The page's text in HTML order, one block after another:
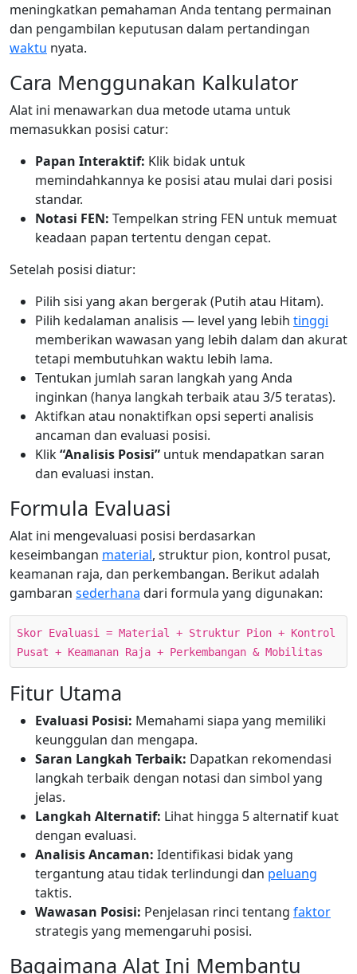
meningkatkan pemahaman Anda tentang permainan
dan pengambilan keputusan dalam pertandingan
waktu nyata.
Cara Menggunakan Kalkulator
Alat ini menawarkan dua metode utama untuk
memasukkan posisi catur:
Papan Interaktif: Klik bidak untuk
memindahkannya ke posisi atau mulai dari posisi
standar.
Notasi FEN: Tempelkan string FEN untuk memuat
keadaan papan tertentu dengan cepat.
Setelah posisi diatur:
Pilih sisi yang akan bergerak (Putih atau Hitam).
Pilih kedalaman analisis — level yang lebih tinggi
memberikan wawasan yang lebih dalam dan akurat
tetapi membutuhkan waktu lebih lama.
Tentukan jumlah saran langkah yang Anda
inginkan (hanya langkah terbaik atau 3/5 teratas).
Aktifkan atau nonaktifkan opsi seperti analisis
ancaman dan evaluasi posisi.
Klik“Analisis Posisi” untuk mendapatkan saran
dan evaluasi instan.
Formula Evaluasi
Alat ini mengevaluasi posisi berdasarkan
keseimbangan material, struktur pion, kontrol pusat,
keamanan raja, dan perkembangan. Berikut adalah
gambaran sederhana dari formula yang digunakan:
Skor Evaluasi = Material + Struktur Pion + Kontrol
Pusat + Keamanan Raja + Perkembangan & Mobilitas
Fitur Utama
Evaluasi Posisi: Memahami siapa yang memiliki
keunggulan dan mengapa.
Saran Langkah Terbaik: Dapatkan rekomendasi
langkah terbaik dengan notasi dan simbol yang
jelas.
Langkah Alternatif: Lihat hingga 5 alternatif kuat
dengan evaluasi.
Analisis Ancaman: Identifikasi bidak yang
tergantung atau tidak terlindungi dan peluang
taktis.
Wawasan Posisi: Penjelasan rinci tentang faktor
strategis yang memengaruhi posisi.
Bagaimana Alat Ini Membantu